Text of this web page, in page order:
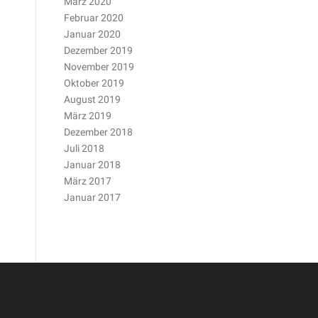
Februar 2020
Januar 2020
Dezember 2019
November 2019
Oktober 2019
August 2019
März 2019
Dezember 2018
Juli 2018
Januar 2018
März 2017
Januar 2017